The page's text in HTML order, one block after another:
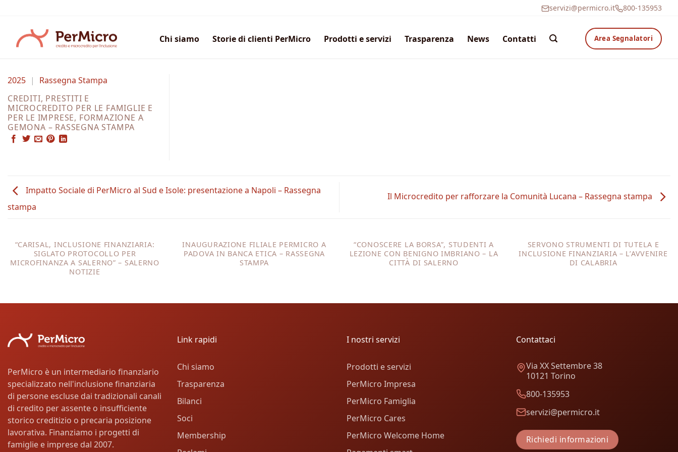
contenuti
servizi@permicro.it 800-135953
Chi siamo Storie di clienti PerMicro Prodotti e servizi Trasparenza News Contatti Area Segnalatori
2025 |
Rassegna Stampa
CREDITI, PRESTITI E
MICROCREDITO PER LE FAMIGLIE E
PER LE IMPRESE, FORMAZIONE A
GEMONA – RASSEGNA STAMPA
Impatto Sociale di PerMicro al Sud e Isole: presentazione a Napoli – Rassegna
stampa
Il Microcredito per rafforzare la Comunità Lucana – Rassegna stampa
“CARISAL, INCLUSIONE FINANZIARIA:
SIGLATO PROTOCOLLO PER
MICROFINANZA A SALERNO” – SALERNO
NOTIZIE
INAUGURAZIONE FILIALE PERMICRO A
PADOVA IN BANCA ETICA – RASSEGNA
STAMPA
“CONOSCERE LA BORSA”, STUDENTI A
LEZIONE CON BENIGNO IMBRIANO – LA
CITTÀ DI SALERNO
SERVONO STRUMENTI DI TUTELA E
INCLUSIONE FINANZIARIA – L’AVVENIRE
DI CALABRIA
PerMicro è un intermediario finanziario
specializzato nell'inclusione finanziaria
di persone escluse dai tradizionali canali
di credito per assente o insufficiente
storico creditizio o precaria posizione
lavorativa. Finanziamo i progetti di
famiglie e imprese dal 2007.
Link rapidi
Chi siamo
Trasparenza
Bilanci
Soci
Membership
I nostri servizi
Prodotti e servizi
PerMicro Impresa
PerMicro Famiglia
PerMicro Cares
PerMicro Welcome Home
Contattaci
Via XX Settembre 38
10121 Torino
800-135953
servizi@permicro.it
Richiedi informazioni